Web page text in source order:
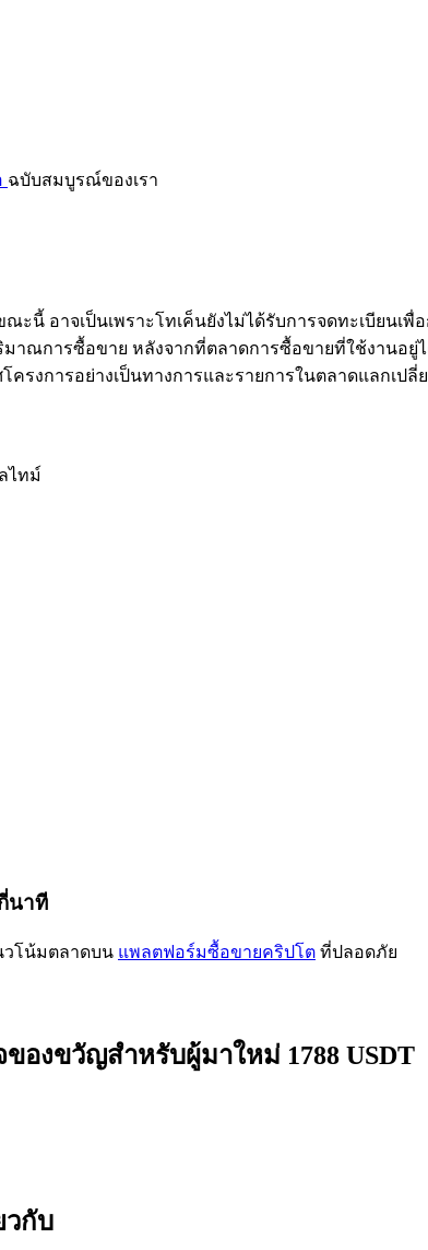
นค้าโภคภัณฑ์
ฉบับสมบูรณ์ของเรา
ณะนี้ อาจเป็นเพราะโทเค็นยังไม่ได้รับการจดทะเบีย
าณการซื้อขาย หลังจากที่ตลาดการซื้อขายที่ใช้งานอ
รงการอย่างเป็นทางการและรายการในตลาดแลกเปลี่
ไทม์
นาที
วโน้มตลาดบน แพลตฟอร์มซื้อขายคริปโต ที่ปลอดภัย
องขวัญสำหรับผู้มาใหม่ 1788 USDT
วกับ